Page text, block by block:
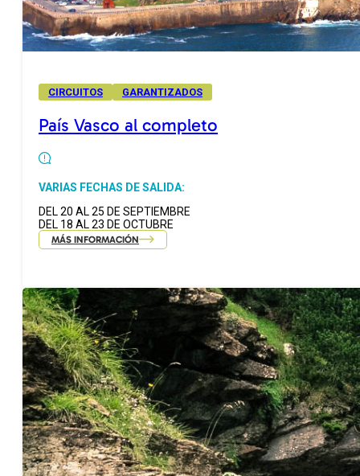
CIRCUITOS GARANTIZADOS
País Vasco al completo
VARIAS FECHAS DE SALIDA:
DEL 20 AL 25 DE SEPTIEMBRE
DEL 18 AL 23 DE OCTUBRE
MÁS INFORMACIÓN